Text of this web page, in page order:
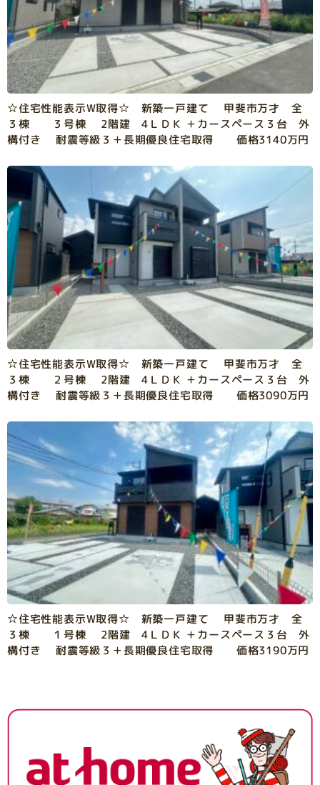
☆住宅性能表示W取得☆ 新築一戸建て 甲斐市万才 全
３棟 ３号棟 2階建 4ＬＤＫ ＋カースペース３台 外
構付き 耐震等級３＋長期優良住宅取得 価格3140万円
☆住宅性能表示W取得☆ 新築一戸建て 甲斐市万才 全
３棟 ２号棟 2階建 4ＬＤＫ ＋カースペース３台 外
構付き 耐震等級３＋長期優良住宅取得 価格3090万円
☆住宅性能表示W取得☆ 新築一戸建て 甲斐市万才 全
３棟 １号棟 2階建 4ＬＤＫ ＋カースペース３台 外
構付き 耐震等級３＋長期優良住宅取得 価格3190万円